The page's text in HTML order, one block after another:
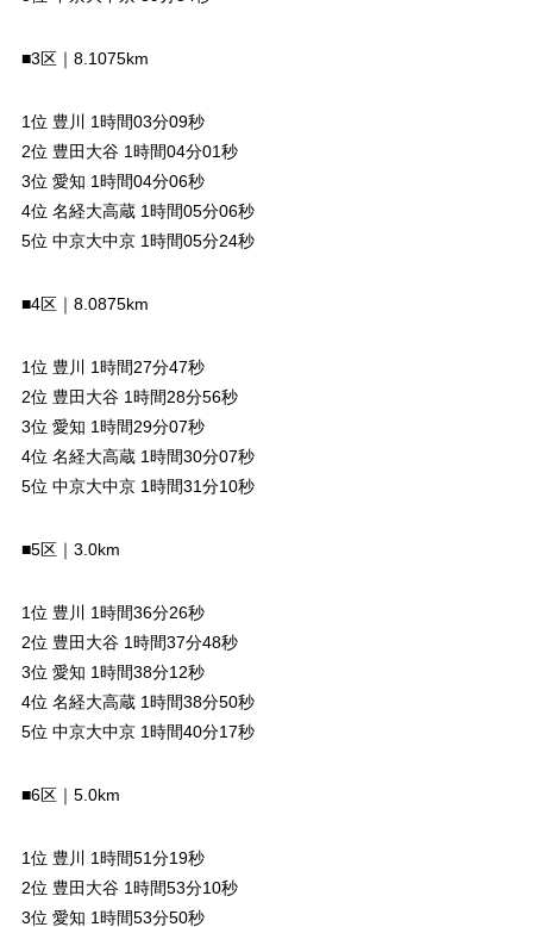
■3区｜8.1075km
1位 豊川 1時間03分09秒
2位 豊田大谷 1時間04分01秒
3位 愛知 1時間04分06秒
4位 名経大高蔵 1時間05分06秒
5位 中京大中京 1時間05分24秒
■4区｜8.0875km
1位 豊川 1時間27分47秒
2位 豊田大谷 1時間28分56秒
3位 愛知 1時間29分07秒
4位 名経大高蔵 1時間30分07秒
5位 中京大中京 1時間31分10秒
■5区｜3.0km
1位 豊川 1時間36分26秒
2位 豊田大谷 1時間37分48秒
3位 愛知 1時間38分12秒
4位 名経大高蔵 1時間38分50秒
5位 中京大中京 1時間40分17秒
■6区｜5.0km
1位 豊川 1時間51分19秒
2位 豊田大谷 1時間53分10秒
3位 愛知 1時間53分50秒